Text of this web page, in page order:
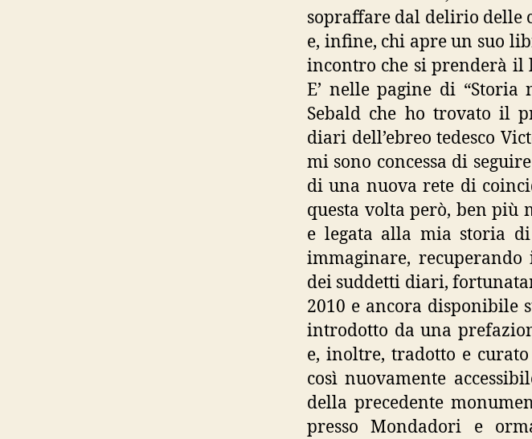
sopraffare dal delirio delle
e, infine, chi apre un suo
incontro che si prenderà il
E’ nelle pagine di
Sebald che ho trovato il
diari dell’ebreo tedesco
mi sono concessa di
di una nuova rete di
questa volta però, ben più
e legata alla mia storia
immaginare,
dei suddetti diari,
2010 e ancora disponibile
introdotto da una
e, inoltre, tradotto e
così nuovamente
della precedente
presso Mondadori e